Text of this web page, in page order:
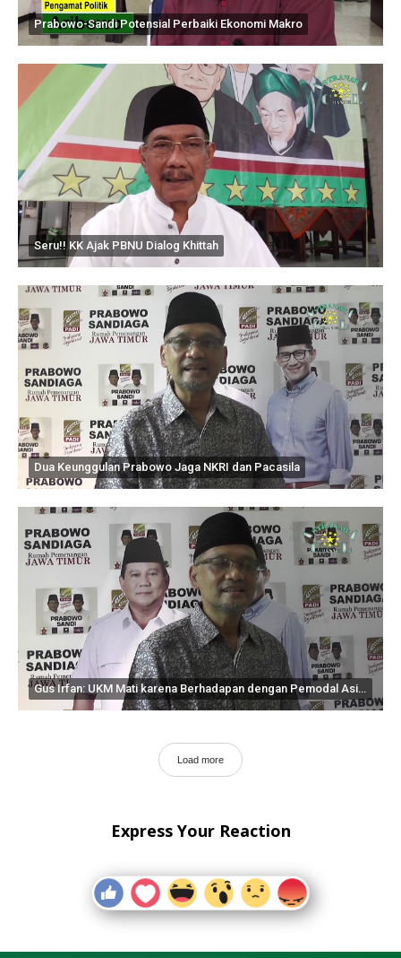
Prabowo-Sandi Potensial Perbaiki Ekonomi Makro
Seru!! KK Ajak PBNU Dialog Khittah
Dua Keunggulan Prabowo Jaga NKRI dan Pacasila
Gus Irfan: UKM Mati karena Berhadapan dengan Pemodal Asing
Load more
Express Your Reaction